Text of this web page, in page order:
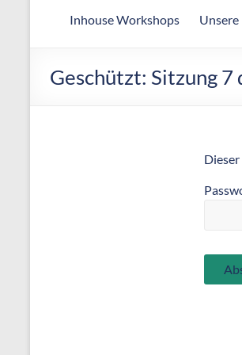
Inhouse Workshops
Geschützt: Sitzung